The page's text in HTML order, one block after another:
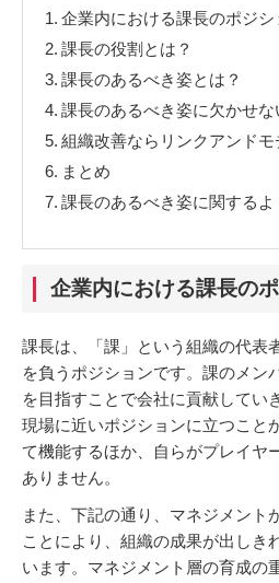
1. 企業内における課長のポジシ
2. 課長の役割とは？
3. 課長のあるべき姿とは？
4. 課長のあるべき姿に欠かせな
5. 組織改善ならリンクアンドモ
6. まとめ
7. 課長のあるべき姿に関するよ
企業内における課長の
課長は、「課」という組織の代表
を負うポジションです。課のメン
を目指すことで会社に貢献してい
現場に近いポジションに立つこと
て機能するほか、自らがプレイヤ
ありません。
また、下記の通り、マネジメント
ことにより、組織の成果が出しき
います。マネジメント層の育成の